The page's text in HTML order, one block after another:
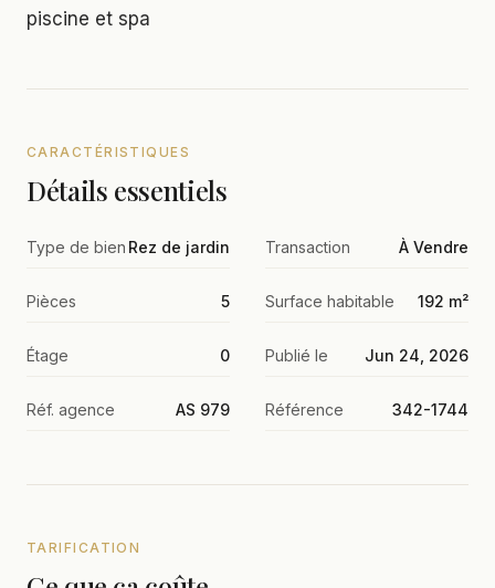
piscine et spa
CARACTÉRISTIQUES
Détails essentiels
Type de bien Rez de jardin Transaction À Vendre
Pièces 5 Surface habitable 192 m²
Étage 0 Publié le Jun 24, 2026
Réf. agence AS 979 Référence 342-1744
TARIFICATION